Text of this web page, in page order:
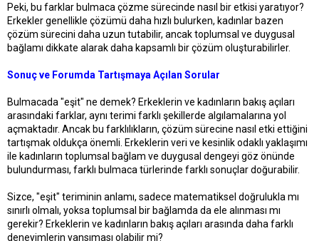
Peki, bu farklar bulmaca çözme sürecinde nasıl bir etkisi yaratıyor?
Erkekler genellikle çözümü daha hızlı bulurken, kadınlar bazen
çözüm sürecini daha uzun tutabilir, ancak toplumsal ve duygusal
bağlamı dikkate alarak daha kapsamlı bir çözüm oluşturabilirler.
Sonuç ve Forumda Tartışmaya Açılan Sorular
Bulmacada "eşit" ne demek? Erkeklerin ve kadınların bakış açıları
arasındaki farklar, aynı terimi farklı şekillerde algılamalarına yol
açmaktadır. Ancak bu farklılıkların, çözüm sürecine nasıl etki ettiğini
tartışmak oldukça önemli. Erkeklerin veri ve kesinlik odaklı yaklaşımı
ile kadınların toplumsal bağlam ve duygusal dengeyi göz önünde
bulundurması, farklı bulmaca türlerinde farklı sonuçlar doğurabilir.
Sizce, "eşit" teriminin anlamı, sadece matematiksel doğrulukla mı
sınırlı olmalı, yoksa toplumsal bir bağlamda da ele alınması mı
gerekir? Erkeklerin ve kadınların bakış açıları arasında daha farklı
deneyimlerin yansıması olabilir mi?